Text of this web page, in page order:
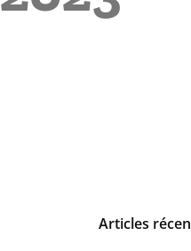
Articles